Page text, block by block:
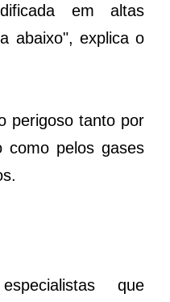
em altas
abaixo", explica o
perigoso tanto por
como pelos gases
que